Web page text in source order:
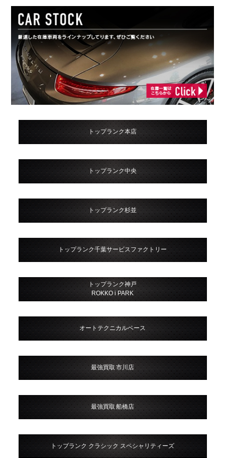
トップランク本店
トップランク中央
トップランク杉並
トップランク千葉サービスファクトリー
トップランク神戸
ROKKO i PARK
オートテクニカルベース
最強買取 市川店
最強買取 船橋店
トップランク クラシック スペシャリティーズ